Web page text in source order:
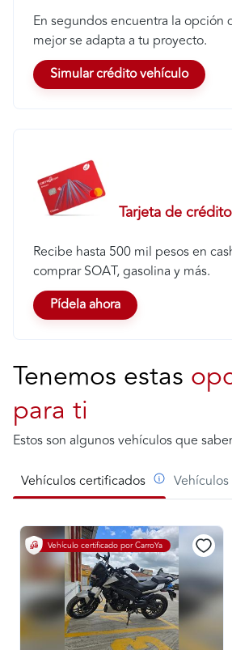
En segundos encuentra la opción
mejor se adapta a tu proyecto.
Simular crédito vehículo
Tarjeta de crédito
Recibe hasta 500 mil pesos en
comprar SOAT, gasolina y más.
Pídela ahora
Tenemos estas
para ti
Estos son algunos vehículos que
Vehículos certificados
Vehículo certificado por CarroYa